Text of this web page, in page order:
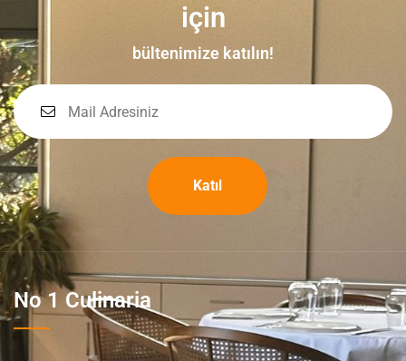
için
bültenimize katılın!
Katıl
No 1 Culinaria